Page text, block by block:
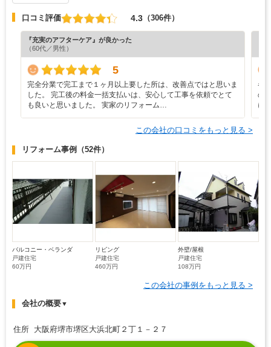
口コミ評価 4.3 （306件）
『充実のアフターケア』が良かった
（60代／男性）
5
完全分業で完工まで１ヶ月以上要した所は、改善点ではと思いま
した。 完工後の料金一括支払いは、安心して工事を依頼でとて
も良いと思いました。 実家のリフォーム…
各
の
に
この会社の口コミをもっと見る >
リフォーム事例 （52件）
バルコニー・ベランダ
戸建住宅
60万円
リビング
戸建住宅
460万円
外壁/屋根
戸建住宅
108万円
この会社の事例をもっと見る >
会社の概要▼
住所 大阪府堺市堺区大浜北町２丁１－２７